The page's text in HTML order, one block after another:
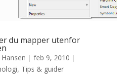
du mapper utenfor
| feb 9, 2010 |
, Tips & guider